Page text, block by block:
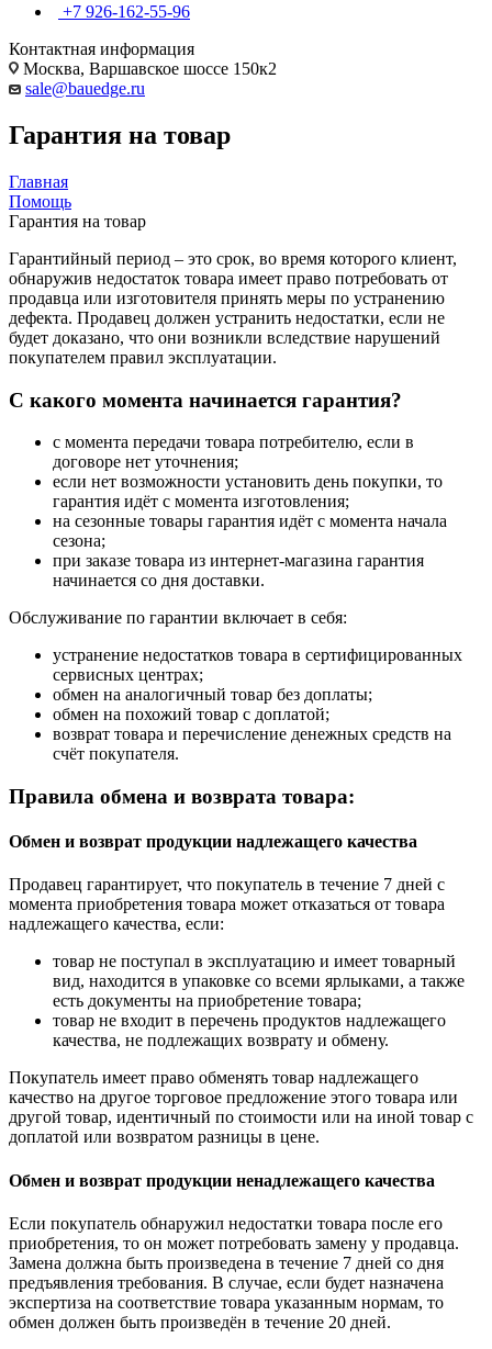
+7 926-162-55-96
Контактная информация
Москва, Варшавское шоссе 150к2
sale@bauedge.ru
Гарантия на товар
Главная
Помощь
Гарантия на товар
Гарантийный период – это срок, во время которого клиент,
обнаружив недостаток товара имеет право потребовать от
продавца или изготовителя принять меры по устранению
дефекта. Продавец должен устранить недостатки, если не
будет доказано, что они возникли вследствие нарушений
покупателем правил эксплуатации.
С какого момента начинается гарантия?
с момента передачи товара потребителю, если в
договоре нет уточнения;
если нет возможности установить день покупки, то
гарантия идёт с момента изготовления;
на сезонные товары гарантия идёт с момента начала
сезона;
при заказе товара из интернет-магазина гарантия
начинается со дня доставки.
Обслуживание по гарантии включает в себя:
устранение недостатков товара в сертифицированных
сервисных центрах;
обмен на аналогичный товар без доплаты;
обмен на похожий товар с доплатой;
возврат товара и перечисление денежных средств на
счёт покупателя.
Правила обмена и возврата товара:
Обмен и возврат продукции надлежащего качества
Продавец гарантирует, что покупатель в течение 7 дней с
момента приобретения товара может отказаться от товара
надлежащего качества, если:
товар не поступал в эксплуатацию и имеет товарный
вид, находится в упаковке со всеми ярлыками, а также
есть документы на приобретение товара;
товар не входит в перечень продуктов надлежащего
качества, не подлежащих возврату и обмену.
Покупатель имеет право обменять товар надлежащего
качество на другое торговое предложение этого товара или
другой товар, идентичный по стоимости или на иной товар с
доплатой или возвратом разницы в цене.
Обмен и возврат продукции ненадлежащего качества
Если покупатель обнаружил недостатки товара после его
приобретения, то он может потребовать замену у продавца.
Замена должна быть произведена в течение 7 дней со дня
предъявления требования. В случае, если будет назначена
экспертиза на соответствие товара указанным нормам, то
обмен должен быть произведён в течение 20 дней.